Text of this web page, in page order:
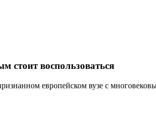
стоит воспользоваться
европейском вузе с